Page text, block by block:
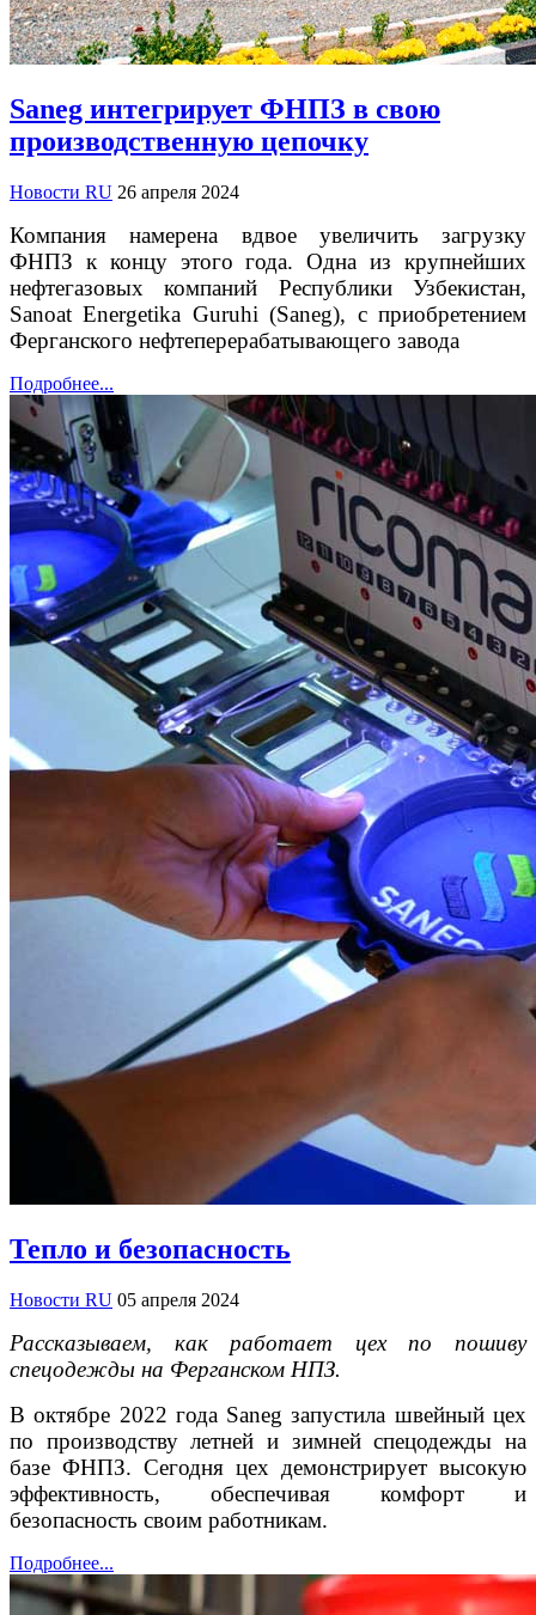
Saneg интегрирует ФНПЗ в свою
производственную цепочку
Новости RU 26 апреля 2024
Компания намерена вдвое увеличить загрузку
ФНПЗ к концу этого года. Одна из крупнейших
нефтегазовых компаний Республики Узбекистан,
Sanoat Energetika Guruhi (Saneg), с приобретением
Ферганского нефтеперерабатывающего завода
Подробнее...
Тепло и безопасность
Новости RU 05 апреля 2024
Рассказываем, как работает цех по пошиву
спецодежды на Ферганском НПЗ.
В октябре 2022 года Saneg запустила швейный цех
по производству летней и зимней спецодежды на
базе ФНПЗ. Сегодня цех демонстрирует высокую
эффективность, обеспечивая комфорт и
безопасность своим работникам.
Подробнее...